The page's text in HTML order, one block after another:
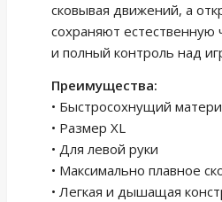
сковывая движений, а
сохраняют естественную
и полный контроль над
Преимущества:
• Быстросохнущий
• Размер XL
• Для левой руки
• Максимально плавное
• Легкая и дышащая